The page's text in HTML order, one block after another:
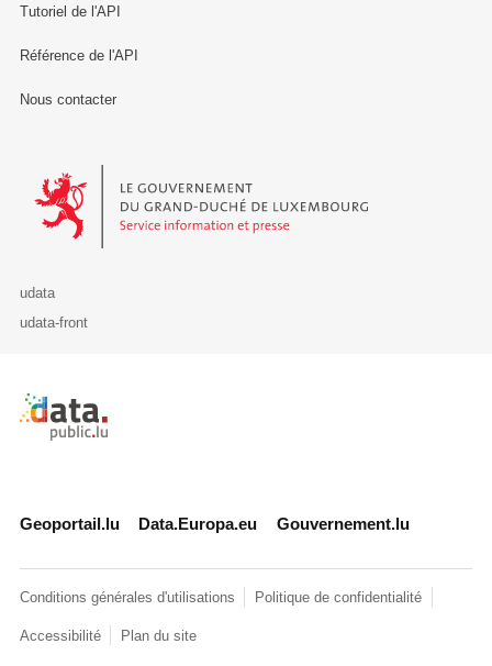
Tutoriel de l'API
Référence de l'API
Nous contacter
Le Gouvernement du Grand-Duché de Luxembourg - Service
udata
udata-front
Retour à l'accueil de data.public.lu
Geoportail.lu Data.Europa.eu Gouvernement.lu
Conditions générales d'utilisations Politique de confidentialité
Accessibilité Plan du site